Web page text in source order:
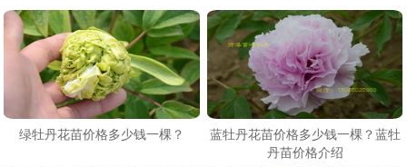
绿牡丹花苗价格多少钱一棵？
蓝牡丹花苗价格多少钱一棵？蓝牡
丹苗价格介绍